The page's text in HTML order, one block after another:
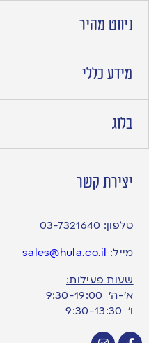
ניווט מהיר
מידע כללי
בלוג
יצירת קשר
טלפון: 03-7321640
מייל: sales@hula.co.il
שעות פעילות:
א’-ה’ 9:30-19:00
ו׳ 9:30-13:30